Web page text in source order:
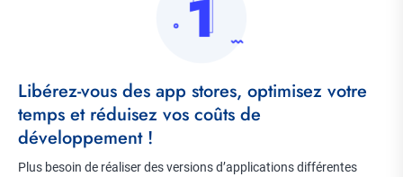
Title
Libérez-vous des app stores, optimisez votre
temps et réduisez vos coûts de
développement !
Description
Plus besoin de réaliser des versions d’applications différentes